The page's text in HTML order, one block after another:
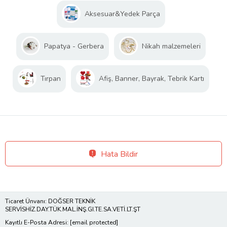
Aksesuar&Yedek Parça
Papatya - Gerbera Nikah malzemeleri
Tırpan Afiş, Banner, Bayrak, Tebrik Kartı
Hata Bildir
Ticaret Ünvanı: DOĞSER TEKNİK
SERVİSHİZ.DAY.TÜK.MAL.İNŞ.GI.TE.SA.VETİ.LT.ŞT
Kayıtlı E-Posta Adresi: [email protected]